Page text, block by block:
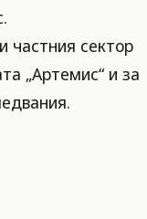
частния сектор
„Артемис“ и за